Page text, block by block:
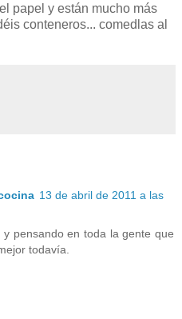
papel y están mucho más
conteneros... comedlas al
13 de abril de 2011 a las
pensando en toda la gente que
todavía.